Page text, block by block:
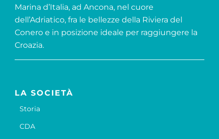
Marina d’Italia, ad Ancona, nel cuore
dell’Adriatico, fra le bellezze della Riviera del
Conero e in posizione ideale per raggiungere la
Croazia.
LA SOCIETÀ
Storia
CDA